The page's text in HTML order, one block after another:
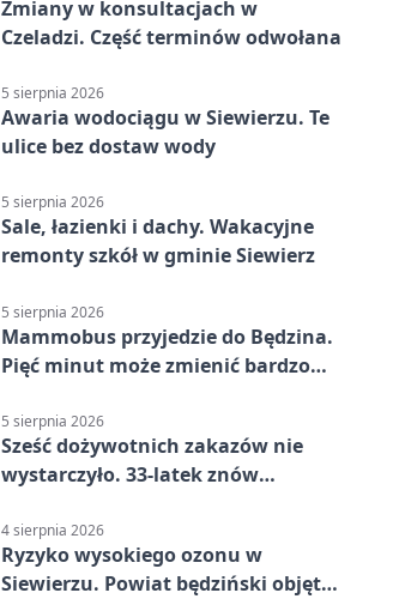
Zmiany w konsultacjach w
Czeladzi. Część terminów odwołana
5 sierpnia 2026
Awaria wodociągu w Siewierzu. Te
ulice bez dostaw wody
5 sierpnia 2026
Sale, łazienki i dachy. Wakacyjne
remonty szkół w gminie Siewierz
5 sierpnia 2026
Mammobus przyjedzie do Będzina.
Pięć minut może zmienić bardzo
5 sierpnia 2026
Sześć dożywotnich zakazów nie
wystarczyło. 33-latek znów
4 sierpnia 2026
Ryzyko wysokiego ozonu w
Siewierzu. Powiat będziński objęty